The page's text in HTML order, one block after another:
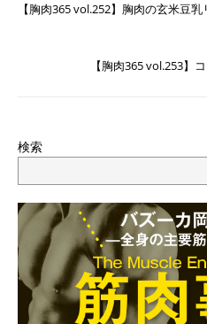
【胸肉365 vol.252】胸肉の玄米豆乳
【胸肉365 vol.253】
検索